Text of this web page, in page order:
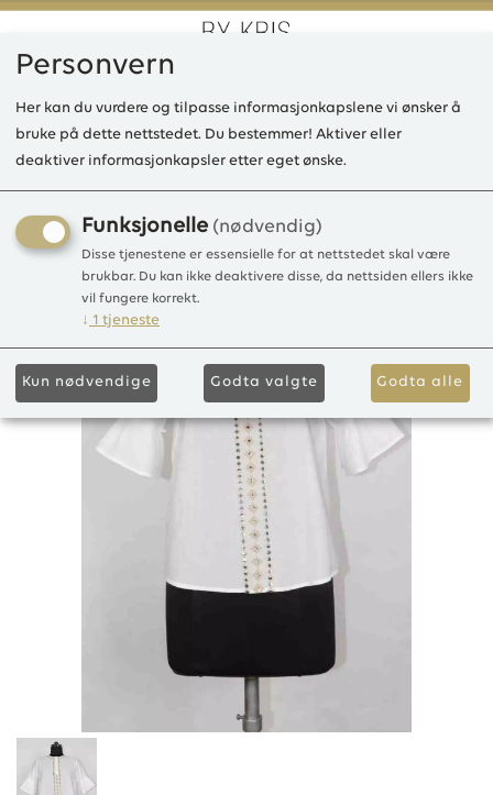
0
IE Inez top, cotton
100%Cotton
Personvern
Her kan du vurdere og tilpasse informasjonkapslene vi ønsker å
bruke på dette nettstedet. Du bestemmer! Aktiver eller
deaktiver informasjonkapsler etter eget ønske.
Funksjonelle (nødvendig)
Disse tjenestene er essensielle for at nettstedet skal være
brukbar. Du kan ikke deaktivere disse, da nettsiden ellers ikke
vil fungere korrekt.
↓ 1 tjeneste
Kun nødvendige Godta valgte Godta alle